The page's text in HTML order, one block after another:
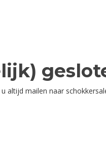
altijd mailen naar